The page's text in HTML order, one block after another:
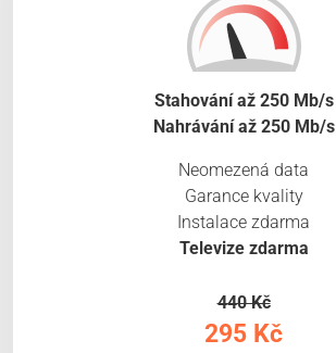
Stahování až 250 Mb/s
Nahrávání až 250 Mb/s
Neomezená data
Garance kvality
Instalace zdarma
Televize zdarma
440 Kč
295 Kč